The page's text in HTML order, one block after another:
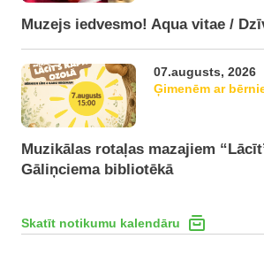
Muzejs iedvesmo! Aqua vitae /
07.augusts, 2026
Ģimenēm ar
Muzikālas rotaļas mazajiem
Gāliņciema bibliotēkā
Skatīt notikumu kalendāru